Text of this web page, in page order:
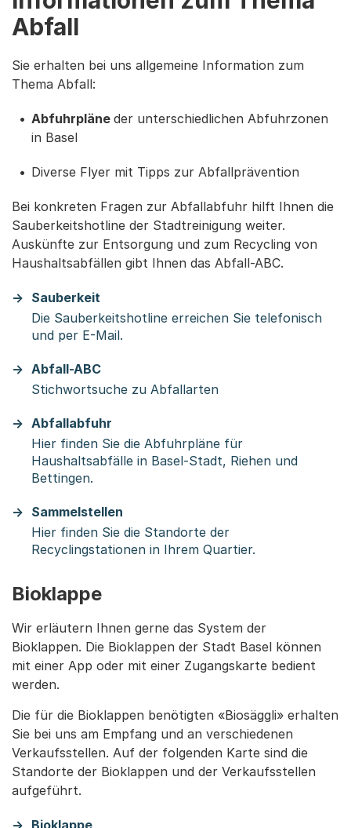
Abfall
Sie erhalten bei uns allgemeine Information zum
Thema Abfall:
Abfuhrpläne der unterschiedlichen Abfuhrzonen
in Basel
Diverse Flyer mit Tipps zur Abfallprävention
Bei konkreten Fragen zur Abfallabfuhr hilft Ihnen die
Sauberkeitshotline der Stadtreinigung weiter.
Auskünfte zur Entsorgung und zum Recycling von
Haushaltsabfällen gibt Ihnen das Abfall-ABC.
Sauberkeit
Die Sauberkeitshotline erreichen Sie telefonisch
und per E-Mail.
Abfall-ABC
Stichwortsuche zu Abfallarten
Abfallabfuhr
Hier finden Sie die Abfuhrpläne für
Haushaltsabfälle in Basel-Stadt, Riehen und
Bettingen.
Sammelstellen
Hier finden Sie die Standorte der
Recyclingstationen in Ihrem Quartier.
Bioklappe
Wir erläutern Ihnen gerne das System der
Bioklappen. Die Bioklappen der Stadt Basel können
mit einer App oder mit einer Zugangskarte bedient
werden.
Die für die Bioklappen benötigten «Biosäggli» erhalten
Sie bei uns am Empfang und an verschiedenen
Verkaufsstellen. Auf der folgenden Karte sind die
Standorte der Bioklappen und der Verkaufsstellen
aufgeführt.
Bioklappe